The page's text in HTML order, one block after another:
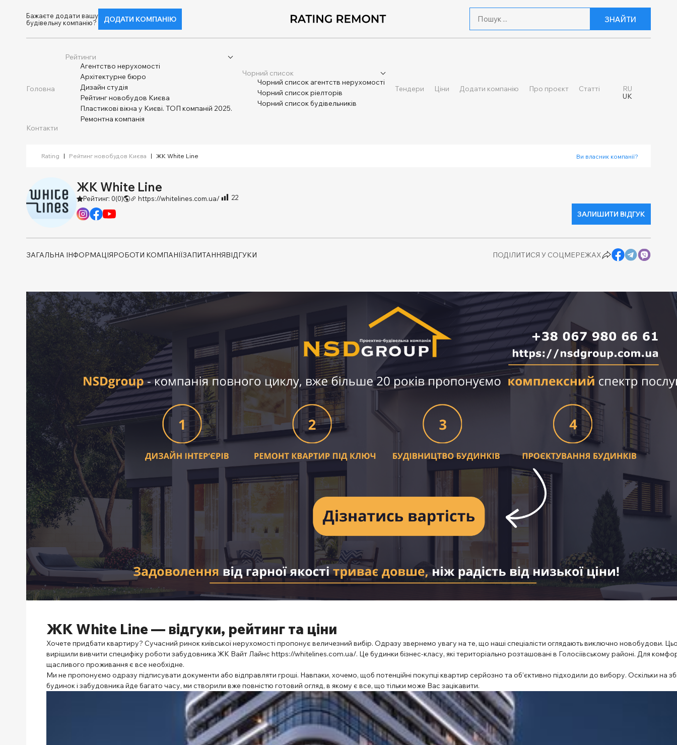
Бажаєте додати вашу
будівельну компанію?
ДОДАТИ КОМПАНІЮ ЗНАЙТИ
Головна
Рейтинги
Агентство нерухомості
Архітектурне бюро
Дизайн студія
Рейтинг новобудов Києва
Пластикові вікна у Києві. ТОП компаній 2025.
Ремонтна компанія
Чорний список
Чорний список агентств нерухомості
Чорний список ріелторів
Чорний список будівельників
Тендери Ціни Додати компанію Про проєкт Статті
Контакти
RU
UK
Rating | Рейтинг новобудов Києва | ЖК White Line Ви власник компанії?
ЖК White Line
Рейтинг: 0(0) https://whitelines.com.ua/ 22
ЗАЛИШИТИ ВІДГУК
ЗАГАЛЬНА ІНФОРМАЦІЯРОБОТИ КОМПАНІЇЗАПИТАННЯВІДГУКИ ПОДІЛИТИСЯ У СОЦМЕРЕЖАХ
ЖК White Line — відгуки, рейтинг та ціни
Хочете придбати квартиру? Сучасний ринок київської нерухомості пропонує величезний вибір. Одразу звернемо увагу на те, що наші спеціалісти оглядають виключно новобудови.
вирішили вивчити специфіку роботи забудовника ЖК Вайт Лайнс https://whitelines.com.ua/. Це будинки бізнес-класу, які територіально розташовані в Голосіївському районі. Для
щасливого проживання є все необхідне.
Ми не пропонуємо одразу підписувати документи або відправляти гроші. Навпаки, хочемо, щоб потенційні покупці квартир серйозно та об’єктивно підходили до вибору. Оскільки на
будинок і забудовника йде багато часу, ми створили вже повністю готовий огляд, в якому є все, що тільки може Вас зацікавити.